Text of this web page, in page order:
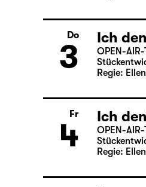
Do
3
Ich
OPEN-AIR-
Regie:
Fr
4
Ich
OPEN-AIR-
Regie: